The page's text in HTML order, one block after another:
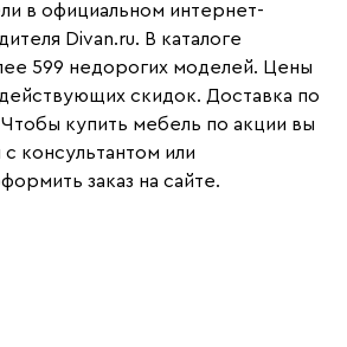
в официальном интернет-
Divan.ru. В каталоге
599 недорогих моделей. Цены
скидок. Доставка по
купить мебель по акции вы
консультантом или
заказ на сайте.